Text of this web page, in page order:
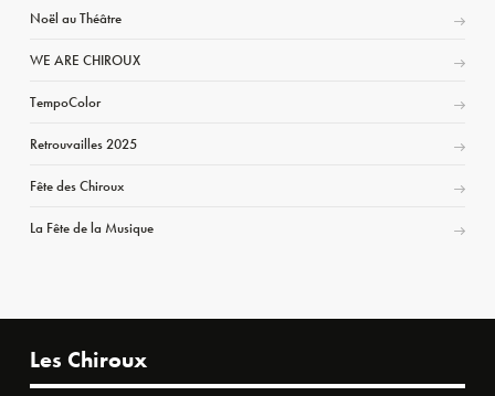
Noël au Théâtre
WE ARE CHIROUX
TempoColor
Retrouvailles 2025
Fête des Chiroux
La Fête de la Musique
Les Chiroux